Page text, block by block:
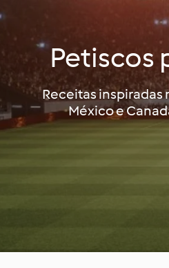
Petiscos
Receitas inspiradas
México e